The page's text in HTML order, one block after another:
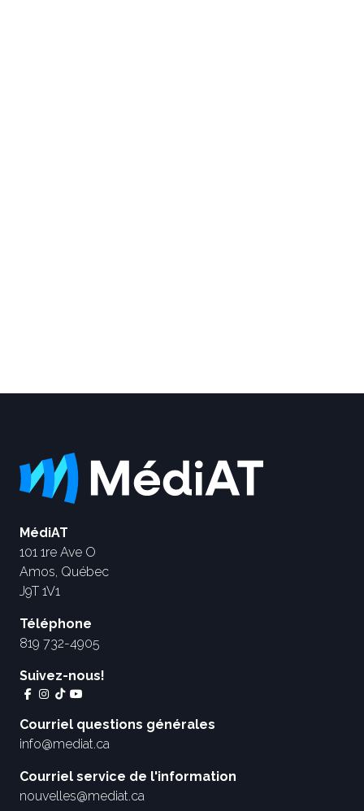
MédiAT
101 1re Ave O
Amos, Québec
J9T 1V1
Téléphone
819 732-4905
Suivez-nous!
Courriel questions générales
info@mediat.ca
Courriel service de l'information
nouvelles@mediat.ca